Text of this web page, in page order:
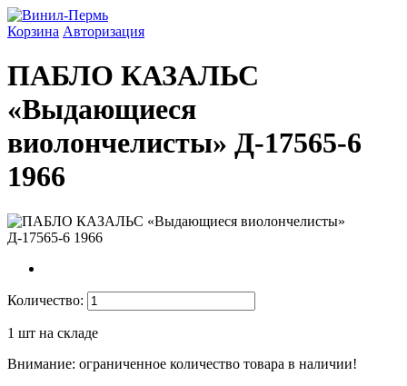
Корзина Авторизация
ПАБЛО КАЗАЛЬС
«Выдающиеся
виолончелисты» Д-17565-6
1966
Количество:
1 шт на складе
Внимание: ограниченное количество товара в наличии!